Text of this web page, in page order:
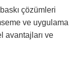
çözümleri
ve uygulama
avantajları ve